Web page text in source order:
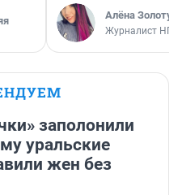
Алёна
Журналист НГС
заполонили
уральские
жен без